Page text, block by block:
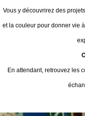
Vous y découvrirez des
et la couleur pour donner vie
En attendant, retrouvez les